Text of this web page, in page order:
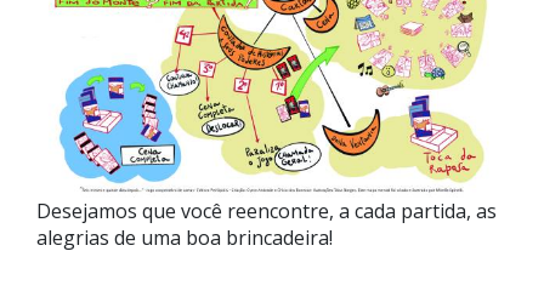
Desejamos que você reencontre, a cada partida, as
alegrias de uma boa brincadeira!